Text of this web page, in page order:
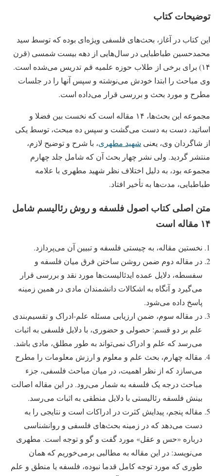
توضیحات کتاب
این کتاب در آغاز، بحث‌های فلسفی ویژه‌ای بوده که توسط سید
محمدحسین طباطبایی در سال‌هایی از دهه بیست شمسی (قرن
۱۴) برای برخی از طلاب حوزه علمیه قم تدریس می‌شده است.
وی مباحث را ابتدا خودش می‌نوشته و سپس آنها را در جلسات
مطرح و مورد بحث و بررسی قرار می‌داده است.
مجموعه این بحث‌ها، ۱۴ مقاله است که نخست بین فضلا و
اساتید، دست به دست می‌گشت و سپس ده مبحث، توسط یکی
از شاگردان وی، یعنی شهید مطهری، با شرح و توضیح لازم،
منتشر گردید. ولی نشر چهار بحث آن که شامل جلد چهارم
مجموعه بود، به دلیل اختلاف نظر شهید مطهری با علامه
طباطبایی، مدت‌ها به تأخیر افتاد.
متن اصلی کتاب اصول فلسفه و روش رئالیسم شامل
۱۴ مقاله است
نخستین مقاله، به چیستی فلسفه و تبیین آن می‌پردازد.
در مقاله دوم ضمن روشن ساختن فرق میان فلسفه و
سفسطه، دلایل عمده ایدئالیست‌ها مورد نقد و بررسی قرار
می‌گیرد و آنگاه به اشکالات دانشمندان مادی در همین زمینه
پاسخ داده می‌شود.
در مقاله سوم، ضمن ارزیابی مسئله علم-ادراک و تقسیم‌بندی
علم بر دو قسم: حصولی و حضوری، با دلایل فلسفی به اثبات
می‌رسد که علم و ادراک نمی‌تواند به طور مطلق، مادی باشد.
مقاله چهارم، بحث علم و معلوم و ارزش معلومات را مطرح
می‌سازد که از نظر اهمیت، در میان مباحث فلسفی، جزء
مباحث درجه یک فلسفه به شمار می‌رود. در این مقاله اصالت
بینش فلسفه رئالیستی با دلایل منطقی به اثبات می‌رسد.
مقاله پنجم، پیدایش کثرت در ادراکات است و نتایجی را به
دست می‌دهد که در زمینه بحث‌های فلسفی و روانشناسی
درباره «حس و عقل» مورد گفت و گو و توجه است. مطهری
می‌نویسد: در این مقاله به مطالبی برمی‌خوریم که همان
طوری که مورد توجه کامل قدما نبوده، فلسفه یا منطق و علم